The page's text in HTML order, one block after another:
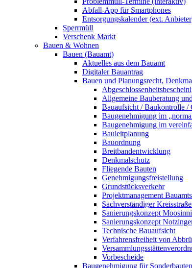
Abfall-App für Smartphones
Entsorgungskalender (ext.
Sperrmüll
Verschenk Markt
Bauen & Wohnen
Bauen (Bauamt)
Aktuelles aus dem Bauamt
Digitaler Bauantrag
Bauen und Planungsrecht,
Allgemeine Bauberatung
Bauaufsicht / Baukontrolle /
Baugenehmigung im
Baugenehmigung im
Bauleitplanung
Bauordnung
Breitbandentwicklung
Denkmalschutz
Fliegende Bauten
Genehmigungsfreistellung
Grundstücksverkehr
Projektmanagement
Sachverständiger
Sanierungskonzept
Sanierungskonzept
Technische Bauaufsicht
Verfahrensfreiheit von
Vorbescheide
Baugenehmigung für